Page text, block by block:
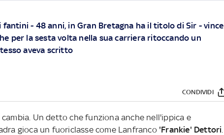
fantini - 48 anni, in Gran Bretagna ha il titolo di Sir - vince
per la sesta volta nella sua carriera ritoccando un
aveva scritto
CONDIVIDI
Un detto che funziona anche nell'ippica e
gioca un fuoriclasse come Lanfranco 'Frankie' Dettori